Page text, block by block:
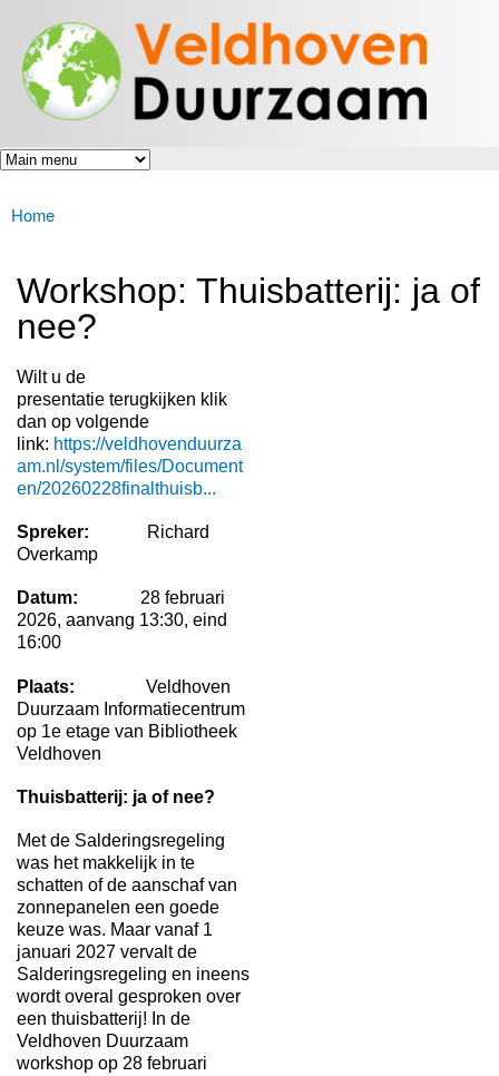
en naar
de inhoud
gaan
Veldhoven
Duurzaam
Energiek
naar de
toekomst
U bent hier
Home
Workshop: Thuisbatterij: ja of
nee?
Wilt u de
presentatie terugkijken klik
dan op volgende
link: https://veldhovenduurza
am.nl/system/files/Document
en/20260228finalthuisb...
Spreker:
Richard
Overkamp
Datum:
28 februari
2026, aanvang 13:30, eind
16:00
Plaats:
Veldhoven
Duurzaam Informatiecentrum
op 1e etage van Bibliotheek
Veldhoven
Thuisbatterij: ja of nee?
Met de Salderingsregeling
was het makkelijk in te
schatten of de aanschaf van
zonnepanelen een goede
keuze was. Maar vanaf 1
januari 2027 vervalt de
Salderingsregeling en ineens
wordt overal gesproken over
een thuisbatterij! In de
Veldhoven Duurzaam
workshop op 28 februari